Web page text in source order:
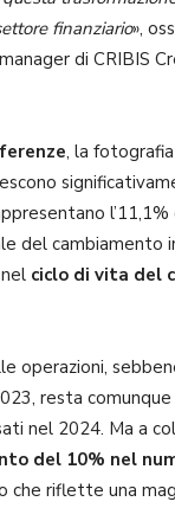
finanziario»,
di CRIBIS
, la
del cambiamento
ciclo di vita del
operazioni,
resta
nel 2024. Ma a
del 10% nel
che riflette una